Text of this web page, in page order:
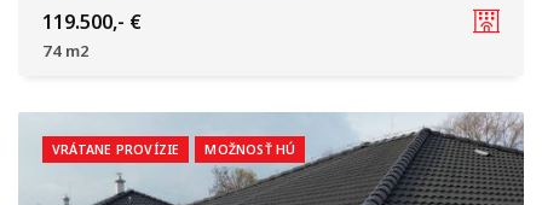
Myjava
119.500,- €
74 m2
VRÁTANE PROVÍZIE MOŽNOSŤ HÚ